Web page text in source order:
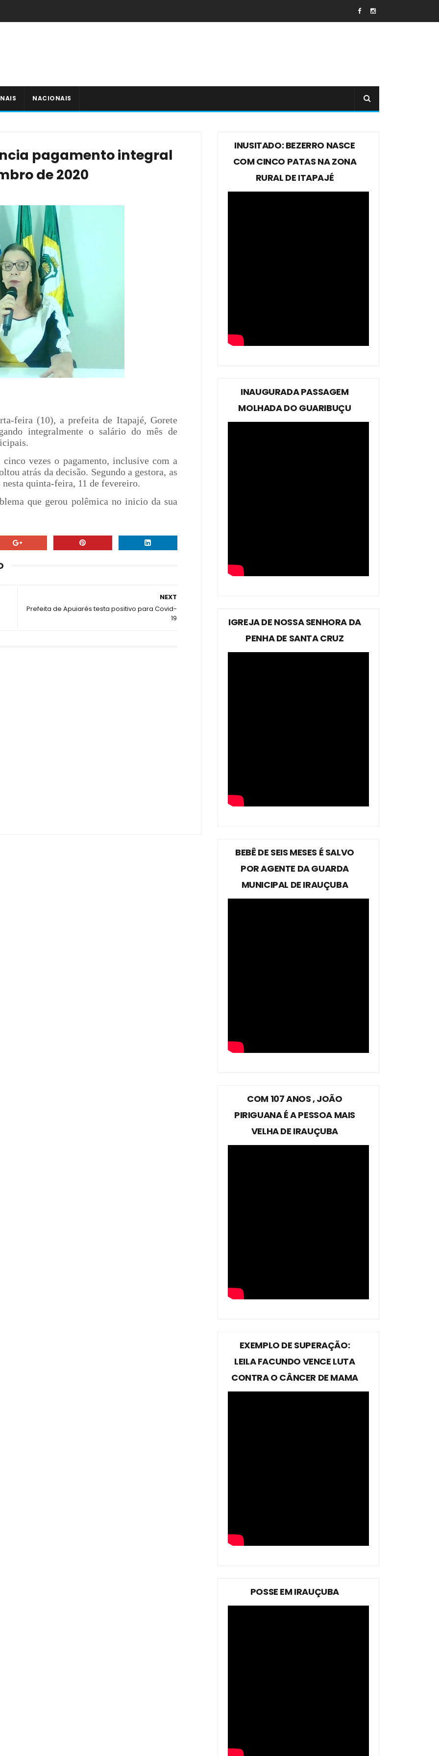
NACIONAIS
pagamento integral
de 2020
feira (10), a prefeita de Itapajé, Gorete
integralmente o salário do mês de
vezes o pagamento, inclusive com a
atrás da decisão. Segundo a gestora, as
nesta quinta-feira, 11 de fevereiro.
que gerou polêmica no inicio da sua
NEXT
Prefeita de Apuiarés testa positivo para Covid-
19
INUSITADO: BEZERRO NASCE
COM CINCO PATAS NA ZONA
RURAL DE ITAPAJÉ
INAUGURADA PASSAGEM
MOLHADA DO GUARIBUÇU
IGREJA DE NOSSA SENHORA DA
PENHA DE SANTA CRUZ
BEBÊ DE SEIS MESES É SALVO
POR AGENTE DA GUARDA
MUNICIPAL DE IRAUÇUBA
COM 107 ANOS , JOÃO
PIRIGUANA É A PESSOA MAIS
VELHA DE IRAUÇUBA
EXEMPLO DE SUPERAÇÃO:
LEILA FACUNDO VENCE LUTA
CONTRA O CÂNCER DE MAMA
POSSE EM IRAUÇUBA